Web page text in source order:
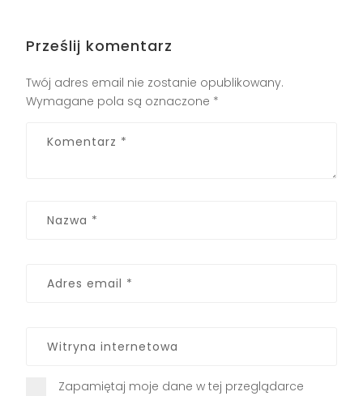
Prześlij komentarz
Twój adres email nie zostanie opublikowany.
Wymagane pola są oznaczone *
Zapamiętaj moje dane w tej przeglądarce